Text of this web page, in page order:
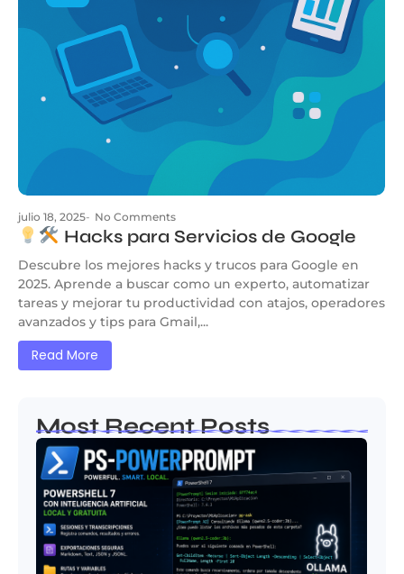
julio 18, 2025- No Comments
Hacks para Servicios de Google
Descubre los mejores hacks y trucos para Google en
2025. Aprende a buscar como un experto, automatizar
tareas y mejorar tu productividad con atajos, operadores
avanzados y tips para Gmail,...
Read More
Most Recent Posts